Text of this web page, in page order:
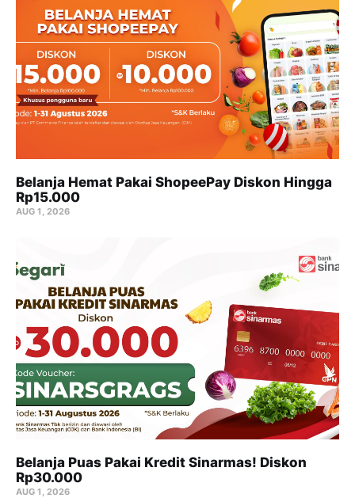
Belanja Hemat Pakai ShopeePay Diskon Hingga
Rp15.000
AUG 1, 2026
Belanja Puas Pakai Kredit Sinarmas! Diskon
Rp30.000
AUG 1, 2026